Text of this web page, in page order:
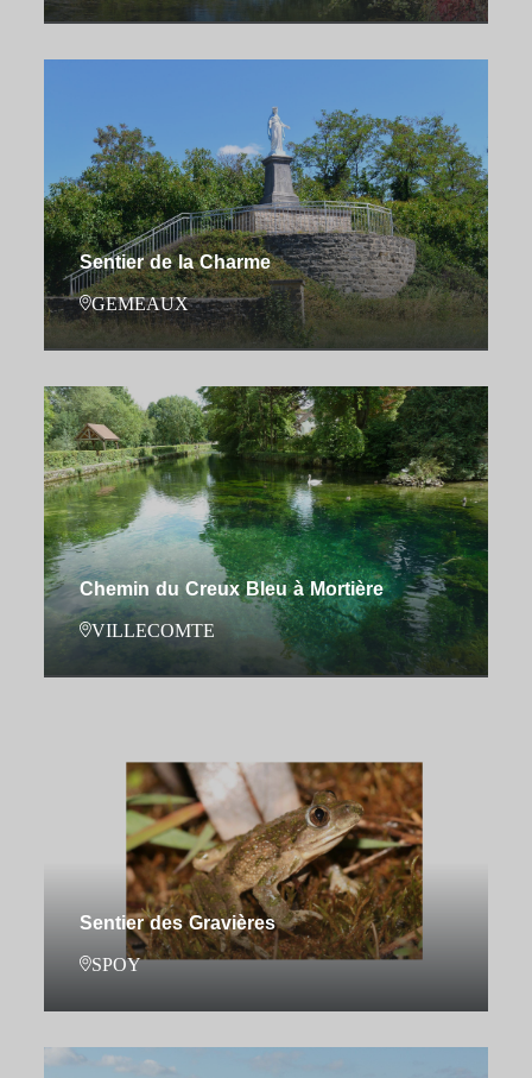
Sentier de la Charme
GEMEAUX
Chemin du Creux Bleu à Mortière
VILLECOMTE
Sentier des Gravières
SPOY